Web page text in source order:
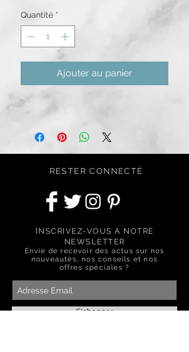
Quantité *
Ajouter au panier
RESTER CONNECTÉ
I NSCRIVEZ-VOUS A NOTRE
NEWSLETTER
Envie de recevoir des actus sur nos
nouveautés, nos conseils et nos
offres spéciales ?
S'abonner